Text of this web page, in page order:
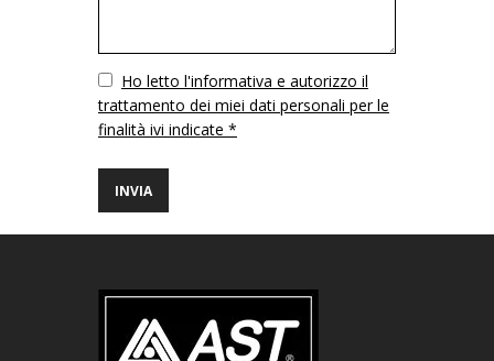
VuotoHo letto l'informativa e autorizzo il
trattamento dei miei dati personali per le
finalità ivi indicate *